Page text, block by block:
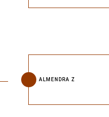
ALMENDRA Z